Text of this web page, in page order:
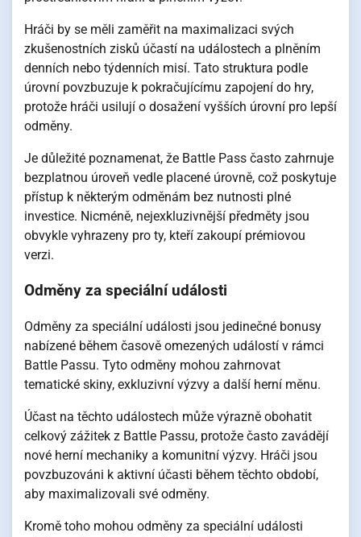
Hráči by se měli zaměřit na maximalizaci svých
zkušenostních zisků účastí na událostech a plněním
denních nebo týdenních misí. Tato struktura podle
úrovní povzbuzuje k pokračujícímu zapojení do hry,
protože hráči usilují o dosažení vyšších úrovní pro lepší
odměny.
Je důležité poznamenat, že Battle Pass často zahrnuje
bezplatnou úroveň vedle placené úrovně, což poskytuje
přístup k některým odměnám bez nutnosti plné
investice. Nicméně, nejexkluzivnější předměty jsou
obvykle vyhrazeny pro ty, kteří zakoupí prémiovou
verzi.
Odměny za speciální události
Odměny za speciální události jsou jedinečné bonusy
nabízené během časově omezených událostí v rámci
Battle Passu. Tyto odměny mohou zahrnovat
tematické skiny, exkluzivní výzvy a další herní měnu.
Účast na těchto událostech může výrazně obohatit
celkový zážitek z Battle Passu, protože často zavádějí
nové herní mechaniky a komunitní výzvy. Hráči jsou
povzbuzováni k aktivní účasti během těchto období,
aby maximalizovali své odměny.
Kromě toho mohou odměny za speciální události